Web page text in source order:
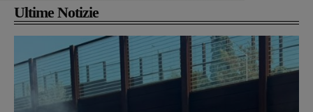
Ultime Notizie